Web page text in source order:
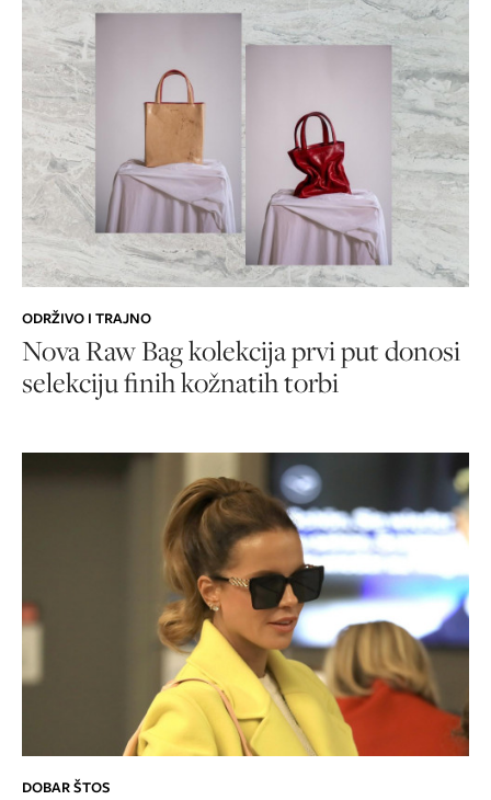
ODRŽIVO I TRAJNO
Nova Raw Bag kolekcija prvi put donosi
selekciju finih kožnatih torbi
DOBAR ŠTOS